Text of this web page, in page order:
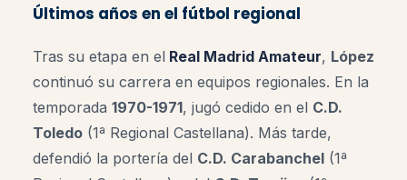
Últimos años en el fútbol regional
Tras su etapa en el Real Madrid Amateur, López
continuó su carrera en equipos regionales. En la
temporada 1970-1971, jugó cedido en el C.D.
Toledo (1ª Regional Castellana). Más tarde,
defendió la portería del C.D. Carabanchel (1ª